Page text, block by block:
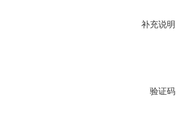
补充说
验证